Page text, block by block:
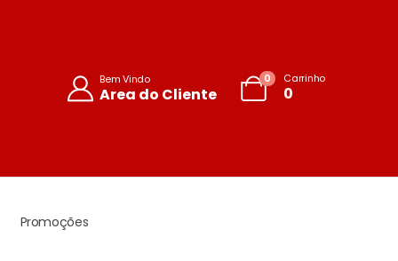
Bem Vindo
Area do Cliente
0 Carrinho
0
Promoções